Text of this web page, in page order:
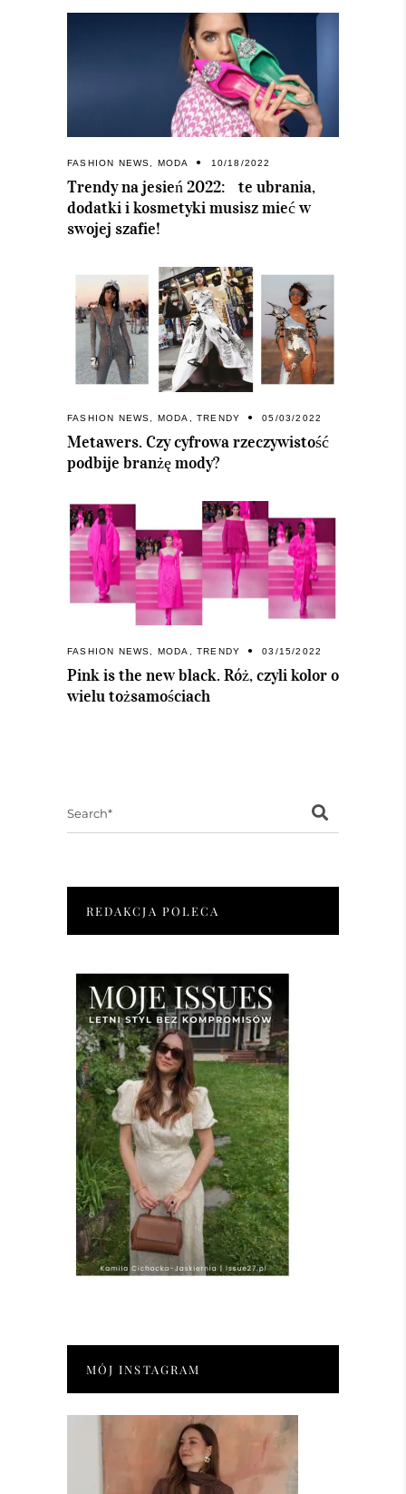
FASHION NEWS, MODA 10/18/2022
Trendy na jesień 2022: te ubrania,
dodatki i kosmetyki musisz mieć w
swojej szafie!
FASHION NEWS MODA ,TRENDY 05/03/2022
Metawers. Czy cyfrowa rzeczywistość
podbije branżę mody?
FASHION NEWS, MODA ,TRENDY 03/15/2022
Pink is the new black. Róż, czyli kolor o
wielu tożsamościach
REDAKCJA POLECA
MÓJ INSTAGRAM